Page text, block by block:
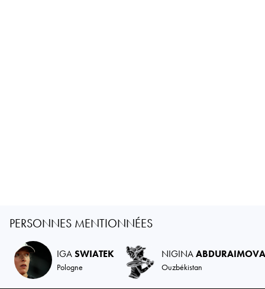
PERSONNES MENTIONNÉES
IGASWIATEK
Pologne
NIGINAABDURAIMOVA
Ouzbékistan